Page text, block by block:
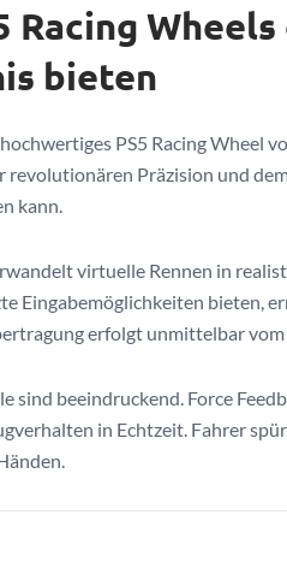
Racing
bieten
PS5 Racing Wheel
Präzision und
kann.
virtuelle Rennen in
Eingabemöglichkeiten bieten,
erfolgt unmittelbar
sind beeindruckend. Force
in Echtzeit. Fahrer